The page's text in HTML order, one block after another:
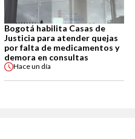
Bogotá habilita Casas de
Justicia para atender quejas
por falta de medicamentos y
demora en consultas
Haceun día